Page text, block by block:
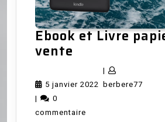
Ebook et Livre
vente
Livre
en
5 janvier 2022
|
berbere77
|
0
commentaire